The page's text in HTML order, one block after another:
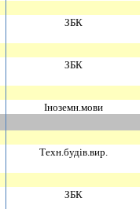
ЗБК
ЗБК
Iноземн.мови
Техн.будiв.вир.
ЗБК